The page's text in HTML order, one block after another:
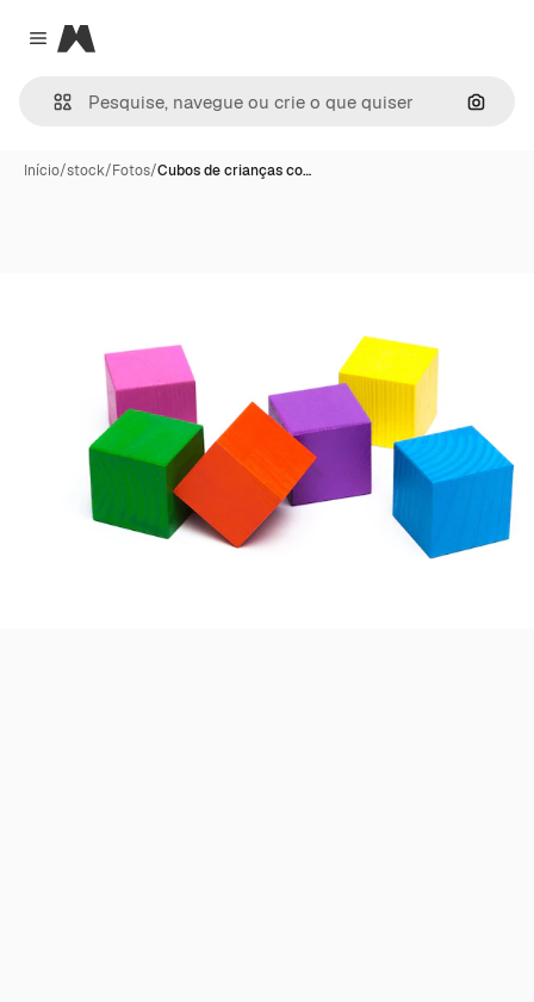
Close menu
Magnific
Início/stock/Fotos/Cubos de crianças co…